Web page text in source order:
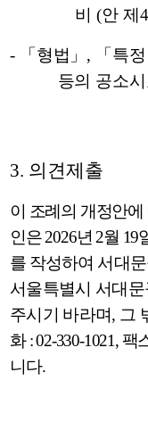
비 (안 제 4
- 「 형법 」 , 「 특
등의 공소
3. 의견제출
이 조례의 개정안
인은2026년 2월 19
를 작성하여 서대
서울특별시 서대문
주시기 바라며, 그
화: 02-330-1021, 팩
니다.